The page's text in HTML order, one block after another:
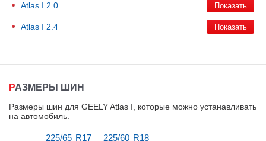
Atlas I 2.0
Atlas I 2.4
РАЗМЕРЫ ШИН
Размеры шин для GEELY Atlas I, которые можно устанавливать
на автомобиль
225/65 R17 225/60 R18